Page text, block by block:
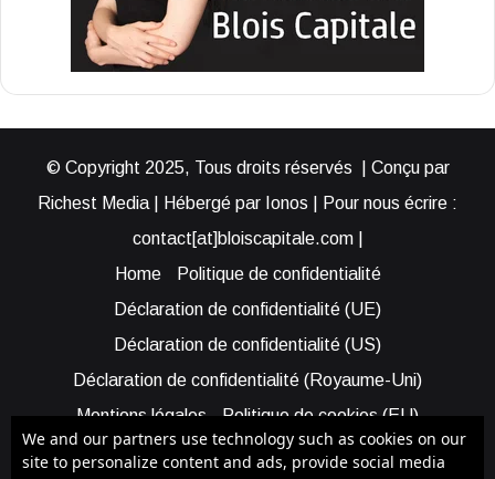
© Copyright 2025, Tous droits réservés | Conçu par
Richest Media | Hébergé par Ionos | Pour nous écrire :
contact[at]bloiscapitale.com |
Home
Politique de confidentialité
Déclaration de confidentialité (UE)
Déclaration de confidentialité (US)
Déclaration de confidentialité (Royaume-Uni)
Mentions légales
Politique de cookies (EU)
Cookie Policy (AUS)
Cookie Policy (US)
We and our partners use technology such as cookies on our
site to personalize content and ads, provide social media